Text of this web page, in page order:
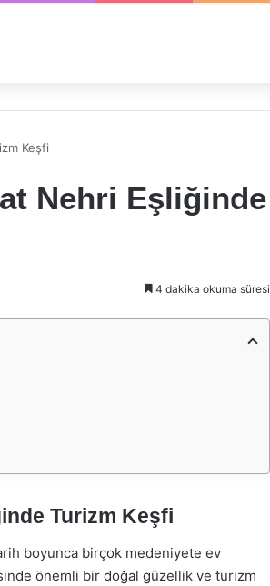
Keşfi
Nehri Eşliğinde
4 dakika okuma süresi
Turizm Keşfi
boyunca birçok medeniyete ev
önemli bir doğal güzellik ve turizm